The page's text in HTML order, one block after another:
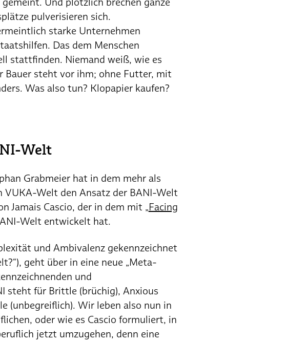
pulverisieren sich.
starke Unternehmen
Das dem Menschen
stattfinden. Niemand weiß, wie es
steht vor ihm; ohne Futter, mit
Was also tun? Klopapier kaufen?
Welt
Grabmeier hat in dem mehr als
VUKA-Welt den Ansatz der BANI-Welt
Jamais Cascio, der in dem mit „Facing
Welt entwickelt hat.
und Ambivalenz gekennzeichnet
geht über in eine neue „Meta-
und
steht für Brittle (brüchig), Anxious
(unbegreiflich). Wir leben also nun in
oder wie es Cascio formuliert, in
jetzt umzugehen, denn eine